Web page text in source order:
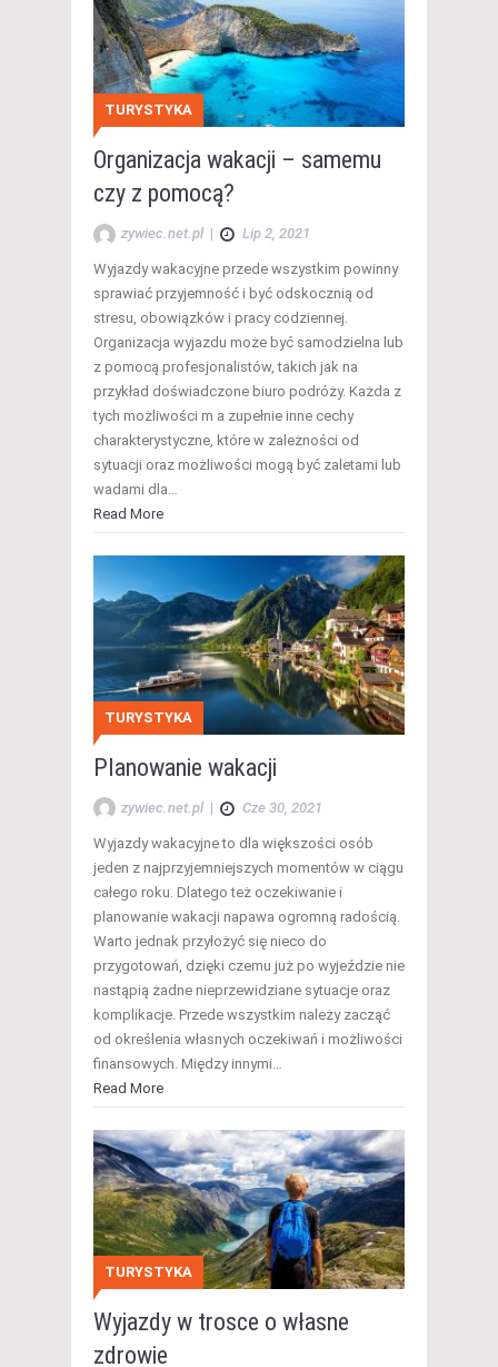
TURYSTYKA
Organizacja wakacji – samemu
czy z pomocą?
zywiec.net.pl | Lip 2, 2021
Wyjazdy wakacyjne przede wszystkim powinny
sprawiać przyjemność i być odskocznią od
stresu, obowiązków i pracy codziennej.
Organizacja wyjazdu może być samodzielna lub
z pomocą profesjonalistów, takich jak na
przykład doświadczone biuro podróży. Każda z
tych możliwości m a zupełnie inne cechy
charakterystyczne, które w zależności od
sytuacji oraz możliwości mogą być zaletami lub
wadami dla…
Read More
TURYSTYKA
Planowanie wakacji
zywiec.net.pl | Cze 30, 2021
Wyjazdy wakacyjne to dla większości osób
jeden z najprzyjemniejszych momentów w ciągu
całego roku. Dlatego też oczekiwanie i
planowanie wakacji napawa ogromną radością.
Warto jednak przyłożyć się nieco do
przygotowań, dzięki czemu już po wyjeździe nie
nastąpią żadne nieprzewidziane sytuacje oraz
komplikacje. Przede wszystkim należy zacząć
od określenia własnych oczekiwań i możliwości
finansowych. Między innymi…
Read More
TURYSTYKA
Wyjazdy w trosce o własne
zdrowie